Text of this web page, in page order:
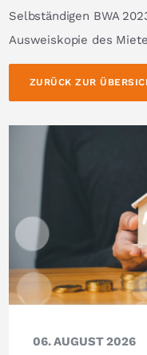
Selbständigen BWA
Ausweiskopie des
ZURÜCK ZUR
06. AUGUST 2026